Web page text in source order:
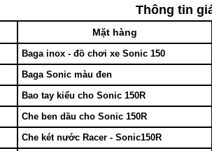
Thông tin
Mặt hàng
Baga inox - đồ chơi xe Sonic 150
Baga Sonic màu đen
Bao tay kiểu cho Sonic 150R
Che ben dầu cho Sonic 150R
Che két nước Racer - Sonic150R